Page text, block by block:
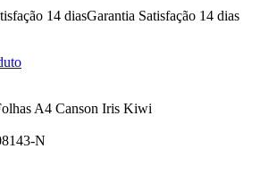
Garantia Satisfação 14 dias
A4 Canson Iris Kiwi
N